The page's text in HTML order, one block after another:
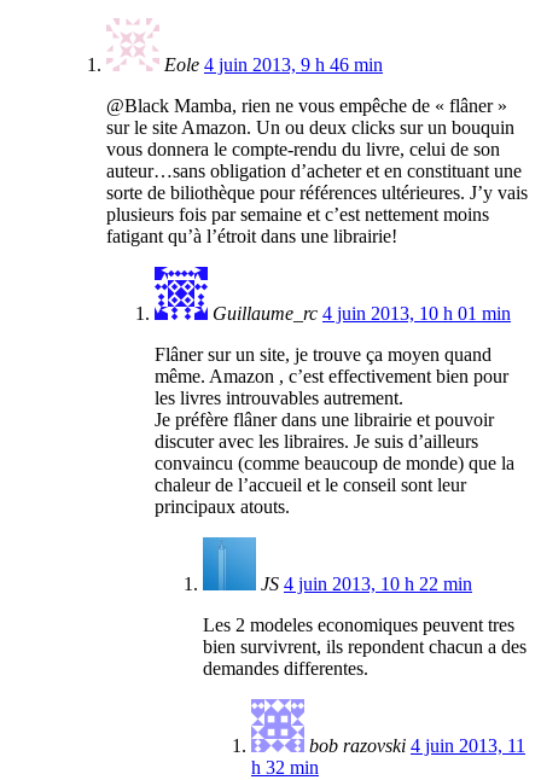
Eole 4 juin 2013, 9 h 46 min
@Black Mamba, rien ne vous empêche de « flâner »
sur le site Amazon. Un ou deux clicks sur un bouquin
vous donnera le compte-rendu du livre, celui de son
auteur…sans obligation d’acheter et en constituant une
sorte de biliothèque pour références ultérieures. J’y vais
plusieurs fois par semaine et c’est nettement moins
fatigant qu’à l’étroit dans une librairie!
Guillaume_rc 4 juin 2013, 10 h 01 min
Flâner sur un site, je trouve ça moyen quand
même. Amazon , c’est effectivement bien pour
les livres introuvables autrement.
Je préfère flâner dans une librairie et pouvoir
discuter avec les libraires. Je suis d’ailleurs
convaincu (comme beaucoup de monde) que la
chaleur de l’accueil et le conseil sont leur
principaux atouts.
JS 4 juin 2013, 10 h 22 min
Les 2 modeles economiques peuvent tres
bien survivrent, ils repondent chacun a des
demandes differentes.
bob razovski 4 juin 2013, 11
h 32 min